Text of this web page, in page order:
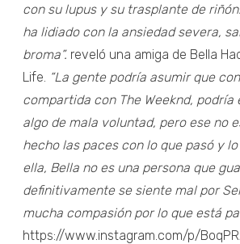
con su lupus y su trasplante de
ha lidiado con la ansiedad severa,
broma”. reveló una amiga de Bella
Life. “La gente podría asumir que
compartida con The Weeknd, podría
algo de mala voluntad, pero ese no
hecho las paces con lo que pasó y
ella, Bella no es una persona que
definitivamente se siente mal por
mucha compasión por lo que está
https://www.instagram.com/p/